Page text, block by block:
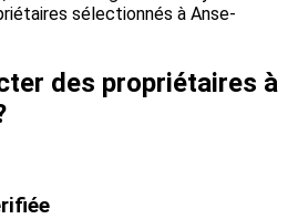
sélectionnés à Anse-
des propriétaires à